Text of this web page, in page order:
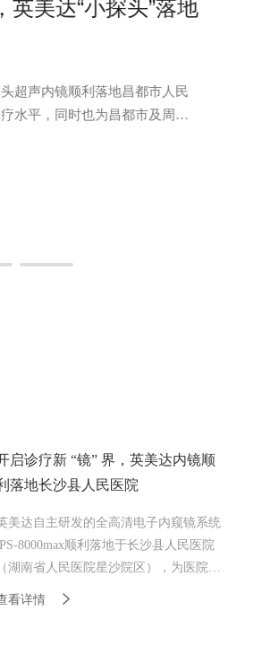
美达“小探头”落地
超声内镜顺利落地昌都市人民
水平，同时也为昌都市及周边
启诊疗新 “镜” 界，英美达内镜顺
落地长沙县人民医院
美达自主研发的全高清电子内窥镜系统
8000max顺利落地于长沙县人民医院
（湖南省人民医院星沙院区），为医院诊
看详情